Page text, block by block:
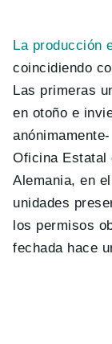
La producción
coincidiendo
Las primeras
en otoño e
Oficina Estatal
Alemania, en
unidades
los permisos
fechada hace